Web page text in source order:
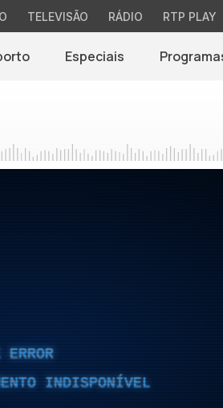
TELEVISÃO RÁDIO RTP PLAY
Especiais
INDISPONÍVEL